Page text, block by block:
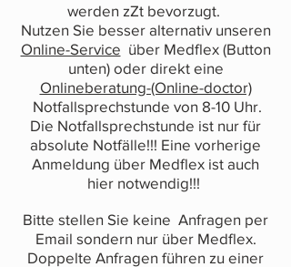
werden zZt bevorzugt.
Nutzen Sie besser alternativ unseren
Online-Service über Medflex (Button
unten) oder direkt eine
Onlineberatung-(Online-doctor)
Notfallsprechstunde von 8-10 Uhr.
Die Notfallsprechstunde ist nur für
absolute Notfälle!!! Eine vorherige
Anmeldung über Medflex ist auch
hier notwendig!!!
Bitte stellen Sie keine Anfragen per
Email sondern nur über Medflex.
Doppelte Anfragen führen zu einer